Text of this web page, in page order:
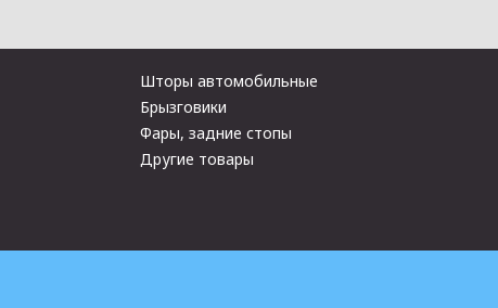
Шторы автомобильные
Брызговики
Фары, задние стопы
Другие товары